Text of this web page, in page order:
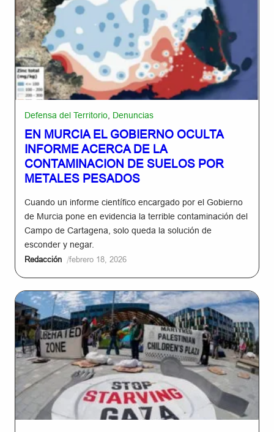
Defensa del Territorio Denuncias
EN MURCIA EL GOBIERNO OCULTA
INFORME ACERCA DE LA
CONTAMINACION DE SUELOS POR
METALES PESADOS
Cuando un informe científico encargado por el Gobierno
de Murcia pone en evidencia la terrible contaminación del
Campo de Cartagena, solo queda la solución de
esconder y negar.
Redacción /febrero 18, 2026